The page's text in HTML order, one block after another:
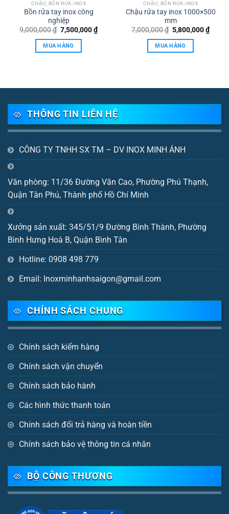
CHẬU, BỒN RỬA INOX
Bồn rửa tay inox công
nghiệp
9,000,000₫ Giá
gốc
là:
9,000,000 ₫.
7,500,000₫Giá
hiện
MUA HÀNG
CHẬU, BỒN RỬA INOX
Chậu rửa tay inox 1000×500
mm
7,000,000₫ Giá
gốc
là:
7,000,000 ₫.
5,800,000₫Giá
hiện
MUA HÀNG
THÔNG TIN LIÊN HỆ
CÔNG TY TNHH SX TM – DV INOX MINH ÁNH
Văn phòng: 11/36 Đường Văn Cao, Phường Phú Thạnh,
Quận Tân Phú, Thành phố Hồ Chí Minh
Xưởng sản xuất: 345/51/9 Đường Bình Thành, Phường
Bình Hưng Hoà B, Quận Bình Tân
Hotline: 0908 498 779
Email: Inoxminhanhsaigon@gmail.com
CHÍNH SÁCH CHUNG
Chính sách kiểm hàng
Chính sách vận chuyển
Chính sách bảo hành
Các hình thức thanh toán
Chính sách đổi trả hàng và hoàn tiền
Chính sách bảo vệ thông tin cá nhân
BỘ CÔNG THƯƠNG